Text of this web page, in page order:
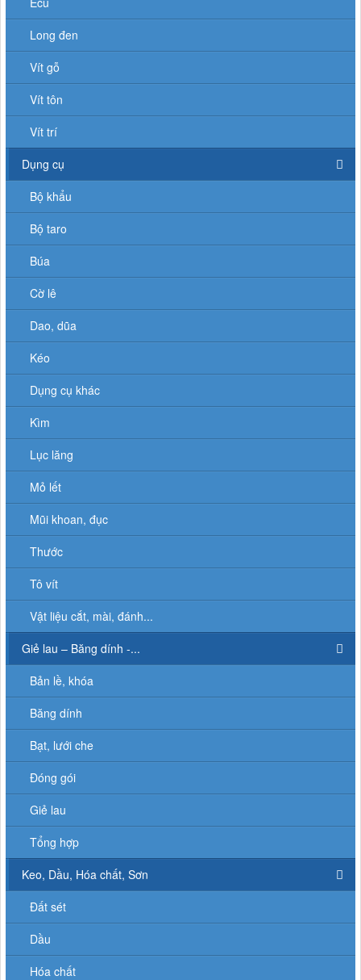
Long đen
Vít gỗ
Vít tôn
Vít trí
Dụng cụ
Bộ khẩu
Bộ taro
Búa
Cờ lê
Dao, dũa
Kéo
Dụng cụ khác
Kìm
Lục lăng
Mỏ lết
Mũi khoan, đục
Thước
Tô vít
Vật liệu cắt, mài, đánh...
Giẻ lau – Băng dính -...
Bản lề, khóa
Băng dính
Bạt, lưới che
Đóng gói
Giẻ lau
Tổng hợp
Keo, Dầu, Hóa chất, Sơn
Đất sét
Dầu
Hóa chất